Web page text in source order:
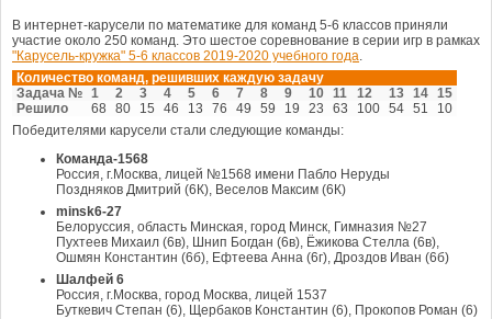
В интернет-карусели по математике для команд 5-6 классов приняли
участие около 250 команд. Это шестое соревнование в серии игр в рамках
"Карусель-кружка" 5-6 классов 2019-2020 учебного года
Количество команд, решивших каждую задачу
Задача №
1 2 3 4 5 6 7 8 9 10 11 12 13 14
15
Решило
68 80 15 46 13 76 49 59 19 23 63 100 54 51
10
Победителями карусели стали следующие команды:
Команда-1568
Россия, г.Москва, лицей №1568 имени Пабло Неруды
Поздняков Дмитрий (6К), Веселов Максим (6К)
minsk6-27
Белоруссия, область Минская, город Минск, Гимназия №27
Пухтеев Михаил (6в), Шнип Богдан (6в), Ёжикова Стелла (6в),
Ошмян Константин (6б), Ефтеева Анна (6г), Дроздов Иван (6б)
Шалфей 6
Россия, г.Москва, город Москва, лицей 1537
Буткевич Степан (6), Щербаков Константин (6), Прокопов Роман (6)